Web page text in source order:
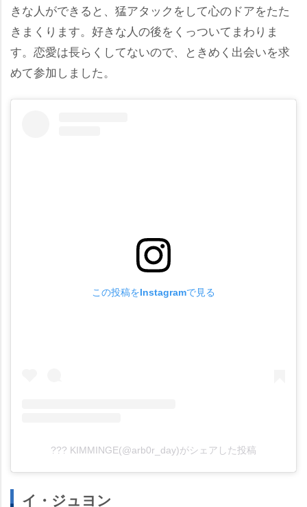
きな人ができると、猛アタックをして心のドアをたた
きまくります。好きな人の後をくっついてまわりま
す。恋愛は長らくしてないので、ときめく出会いを求
めて参加しました。
この投稿をInstagramで見る
??? KIMMINGE(@arb0r_day)がシェアした投稿
イ・ジュヨン